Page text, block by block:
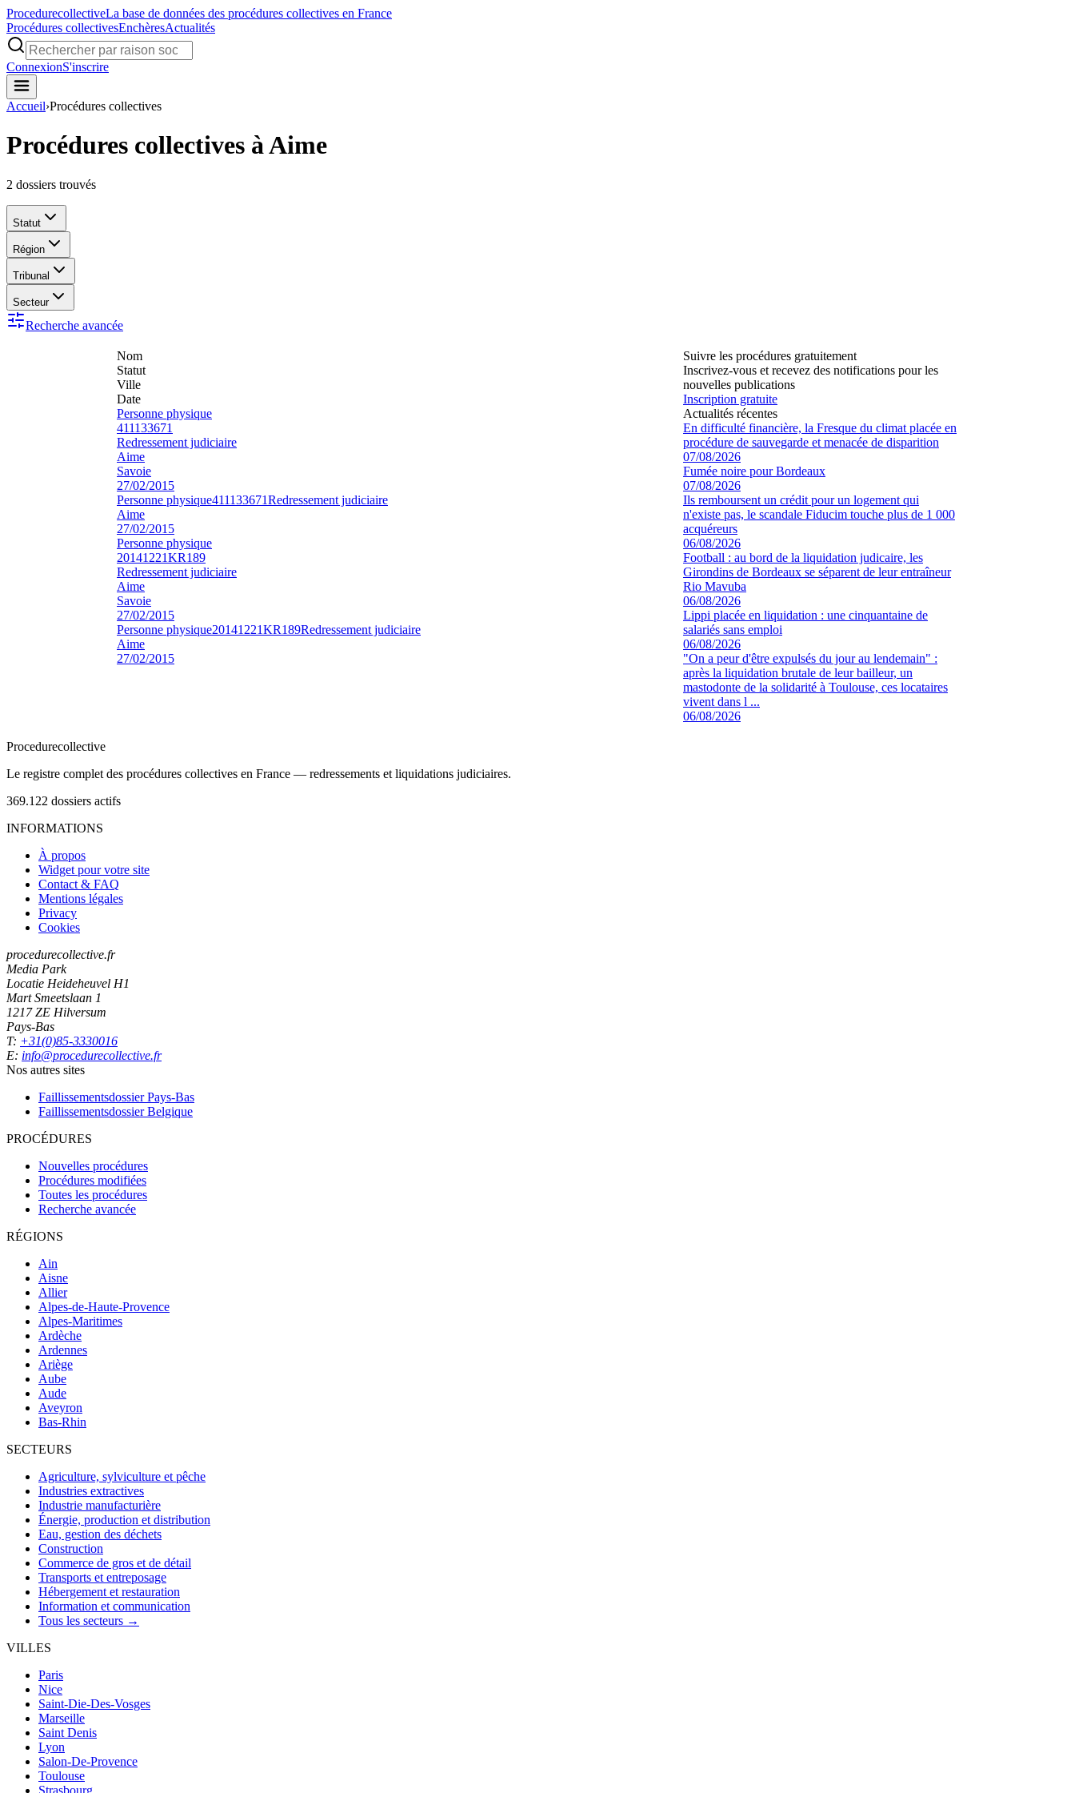
ProcedurecollectiveLa base de données des procédures collectives en France
Procédures collectivesEnchèresActualités
ConnexionS'inscrire
Accueil›Procédures collectives
Procédures collectives à Aime
2 dossiers trouvés
Statut
Région
Tribunal
Secteur
Recherche avancée
Nom
Statut
Ville
Date
Personne physique
411133671
Redressement judiciaire
Aime
Savoie
27/02/2015
Personne physique411133671Redressement judiciaire
Aime
27/02/2015
Personne physique
20141221KR189
Redressement judiciaire
Aime
Savoie
27/02/2015
Personne physique20141221KR189Redressement judiciaire
Aime
27/02/2015
Suivre les procédures gratuitement
Inscrivez-vous et recevez des notifications pour les
nouvelles publications
Inscription gratuite
Actualités récentes
En difficulté financière, la Fresque du climat placée en
procédure de sauvegarde et menacée de disparition
07/08/2026
Fumée noire pour Bordeaux
07/08/2026
Ils remboursent un crédit pour un logement qui
n'existe pas, le scandale Fiducim touche plus de 1 000
acquéreurs
06/08/2026
Football : au bord de la liquidation judicaire, les
Girondins de Bordeaux se séparent de leur entraîneur
Rio Mavuba
06/08/2026
Lippi placée en liquidation : une cinquantaine de
salariés sans emploi
06/08/2026
"On a peur d'être expulsés du jour au lendemain" :
après la liquidation brutale de leur bailleur, un
mastodonte de la solidarité à Toulouse, ces locataires
vivent dans l ...
06/08/2026
Procedurecollective
Le registre complet des procédures collectives en France — redressements et liquidations judiciaires.
369.122 dossiers actifs
INFORMATIONS
À propos
Widget pour votre site
Contact & FAQ
Mentions légales
Privacy
Cookies
procedurecollective.fr
Media Park
Locatie Heideheuvel H1
Mart Smeetslaan 1
1217 ZE Hilversum
Pays-Bas
T: +31(0)85-3330016
E: info@procedurecollective.fr
Nos autres sites
Faillissementsdossier Pays-Bas
Faillissementsdossier Belgique
PROCÉDURES
Nouvelles procédures
Procédures modifiées
Toutes les procédures
Recherche avancée
RÉGIONS
Ain
Aisne
Allier
Alpes-de-Haute-Provence
Alpes-Maritimes
Ardèche
Ardennes
Ariège
Aube
Aude
Aveyron
Bas-Rhin
SECTEURS
Agriculture, sylviculture et pêche
Industries extractives
Industrie manufacturière
Énergie, production et distribution
Eau, gestion des déchets
Construction
Commerce de gros et de détail
Transports et entreposage
Hébergement et restauration
Information et communication
Tous les secteurs →
VILLES
Paris
Nice
Saint-Die-Des-Vosges
Marseille
Saint Denis
Lyon
Salon-De-Provence
Toulouse
Strasbourg